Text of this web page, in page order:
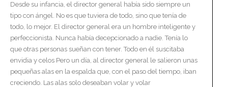
Desde su infancia, el director general había sido siempre un
tipo con ángel. No es que tuviera de todo, sino que tenía de
todo, lo mejor. El director general era un hombre inteligente y
perfeccionista. Nunca había decepcionado a nadie. Tenía lo
que otras personas sueñan con tener. Todo en él suscitaba
envidia y celos Pero un día, al director general le salieron unas
pequeñas alas en la espalda que, con el paso del tiempo, iban
creciendo. Las alas solo deseaban volar y volar